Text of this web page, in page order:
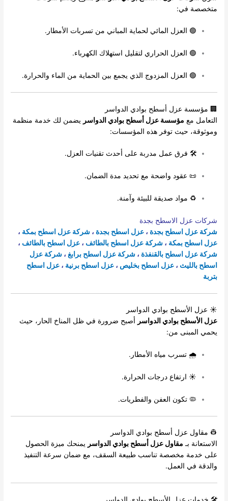
متخصصة في:
🟢 العزل المائي لحماية المباني من تسربات الأمطار.
🟢 العزل الحراري لتقليل استهلاك الكهرباء.
🟢 العزل المزدوج الذي يجمع بين الحماية من الماء والحرارة.
🏢 مؤسسة عزل أسطح بوادي الدواسر
التعامل مع مؤسسة عزل أسطح بوادي الدواسر يضمن لك خدمة منظمة
وموثوقة، حيث توفر هذه المؤسسات:
🛠 فرق عمل مدربة على أحدث تقنيات العزل.
📜 عقود واضحة مع تحديد مدة الضمان.
♻ مواد صديقة للبيئة وآمنة.
شركات عزل الاسطح بجدة
شركة عزل اسطح بجدة ،عزل اسطح بجدة ،شركة عزل اسطح بمكة ،
عزل اسطح بمكة ،شركة عزل اسطح بالطائف ،عزل اسطح بالطائف ،
شركة عزل اسطح بالقنفذة ،شركة عزل اسطح برابغ ، شركة عزل
اسطح بالليث ،عزل اسطح بخليص ، عزل اسطح برنية ،عزل اسطح
بتربة
☀ عزل الأسطح بوادي الدواسر
عزل الأسطح بوادي الدواسر أصبح ضرورة في ظل المناخ الحار، حيث
يحمي المبنى من:
🌧 تسرب مياه الأمطار.
☀ ارتفاع درجات الحرارة.
🦠 تكون العفن والفطريات.
👷 مقاول عزل أسطح بوادي الدواسر
الاستعانة بـ مقاول عزل أسطح بوادي الدواسر يمنحك ميزة الحصول
على خدمة مخصصة تناسب طبيعة السقف، مع ضمان سرعة التنفيذ
والدقة في العمل.